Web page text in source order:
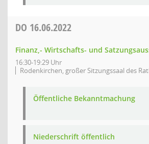
DO 16.06.2022
Finanz,- Wirtschafts- und
16:30-19:29 Uhr
Rodenkirchen, großer Sitzungssaal des
Öffentliche Bekanntmachung
Niederschrift öffentlich